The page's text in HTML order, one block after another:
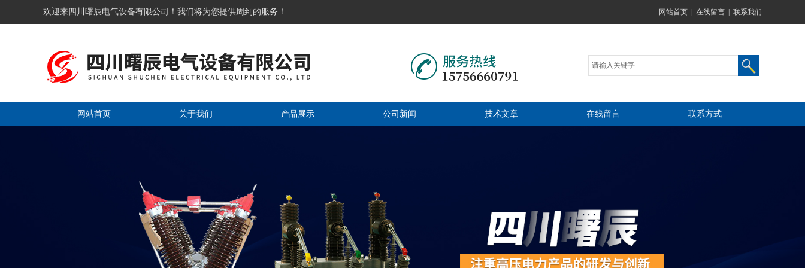
欢迎来四川曙辰电气设备有限公司！我们将为您提供周到的服务！ 网站首页 在线留言 联系我们
网站首页 关于我们 产品展示 公司新闻 技术文章 在线留言 联系方式